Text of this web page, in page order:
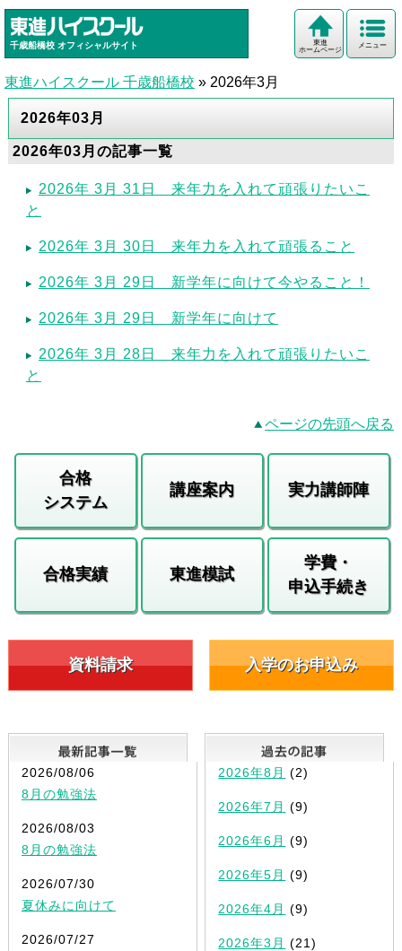
千歳船橋校 オフィシャルサイト メニュー
東進
ホームページ
東進ハイスクール 千歳船橋校 » 2026年3月
2026年03月
2026年03月の記事一覧
2026年 3月 31日 来年力を入れて頑張りたいこ
と
2026年 3月 30日 来年力を入れて頑張ること
2026年 3月 29日 新学年に向けて今やること！
2026年 3月 29日 新学年に向けて
2026年 3月 28日 来年力を入れて頑張りたいこ
と
ページの先頭へ戻る
合格
システム
講座案内 実力講師陣
合格実績 東進模試
学費・
申込手続き
資料請求 入学のお申込み
最新記事一覧
2026/08/06
8月の勉強法
2026/08/03
8月の勉強法
2026/07/30
夏休みに向けて
2026/07/27
2026年8月 (2)
2026年7月 (9)
2026年6月 (9)
2026年5月 (9)
2026年4月 (9)
2026年3月 (21)